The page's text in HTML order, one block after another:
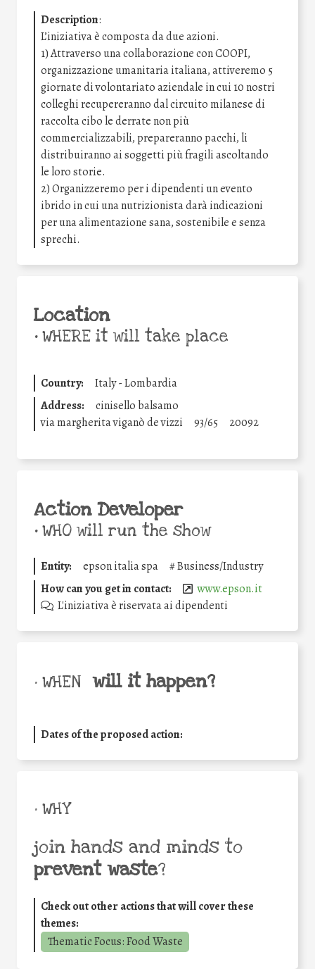
Description:
L’iniziativa è composta da due azioni.
1) Attraverso una collaborazione con COOPI,
organizzazione umanitaria italiana, attiveremo 5
giornate di volontariato aziendale in cui 10 nostri
colleghi recupereranno dal circuito milanese di
raccolta cibo le derrate non più
commercializzabili, prepareranno pacchi, li
distribuiranno ai soggetti più fragili ascoltando
le loro storie.
2) Organizzeremo per i dipendenti un evento
ibrido in cui una nutrizionista darà indicazioni
per una alimentazione sana, sostenibile e senza
sprechi.
Location
•WHERE it will take place
Country:
Italy - Lombardia
Address:
cinisello balsamo
via margherita viganò de vizzi
93/65 20092
Action Developer
•WHO will run the show
Entity: epson italia spa #Business/Industry
How can you get in contact:
www.epson.it
L'iniziativa è riservata ai dipendenti
• WHEN will it happen?
Dates of the proposed action:
• WHY
join hands and minds to
prevent waste?
Check out other actions that will cover these
themes:
Thematic Focus: Food Waste